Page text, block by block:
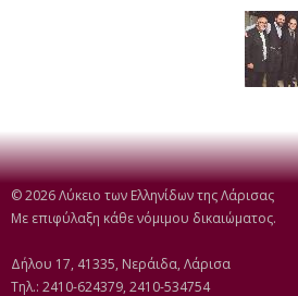
© 2026 Λύκειο των Ελληνίδων της Λάρισας
Με επιφύλαξη κάθε νόμιμου δικαιώματος.
Δήλου 17, 41335, Νεράιδα, Λάρισα
Τηλ.: 2410-624379, 2410-534754